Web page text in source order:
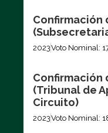
Confirmación
2023Voto Nominal:
Confirmación
(Tribunal de
Circuito)
2023Voto Nominal: